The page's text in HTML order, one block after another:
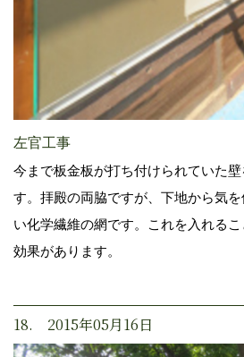
左官工事
今まで板金板が打ち付けられていた
す。拝殿の両脇ですが、下地から気
い化学繊維の網です。これを入れる
効果があります。
18. 2015年05月16日